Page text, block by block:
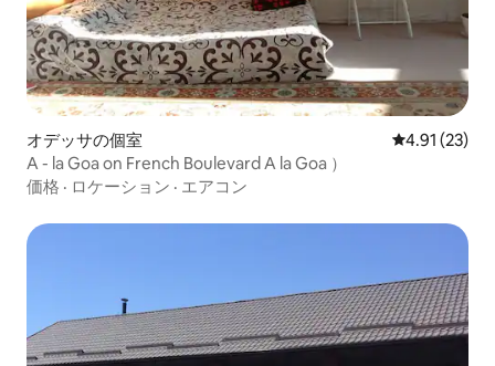
オデッサの個室 レビュー23
4.91 (23)
A - la Goa on French Boulevard A la Goa ）
価格 · ロケーション · エアコン